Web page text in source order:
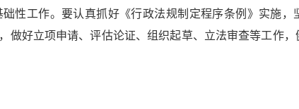
性工作。要认真抓好《行政法规制定程序条例》实施，
做好立项申请、评估论证、组织起草、立法审查等工作